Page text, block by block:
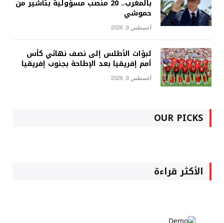
بالمغرب.. 20 منصب مسؤولية بتأشير من
حموشي
أغسطس 9, 2026
لبؤات الأطلس إلى نصف نهائي كأس
أمم إفريقيا بعد الإطاحة بجنوب إفريقيا
أغسطس 9, 2026
OUR PICKS
الأكثر قراءة